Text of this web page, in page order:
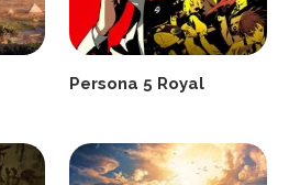
Persona 5 Royal